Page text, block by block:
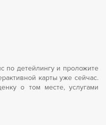
по детейлингу и проложите
карты уже сейчас.
о том месте, услугами